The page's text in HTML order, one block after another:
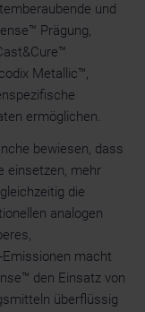
und
Prägung,
Metallic™,
ermöglichen.
bewiesen, dass
einsetzen, mehr
die
analogen
macht
den Einsatz von
überflüssig